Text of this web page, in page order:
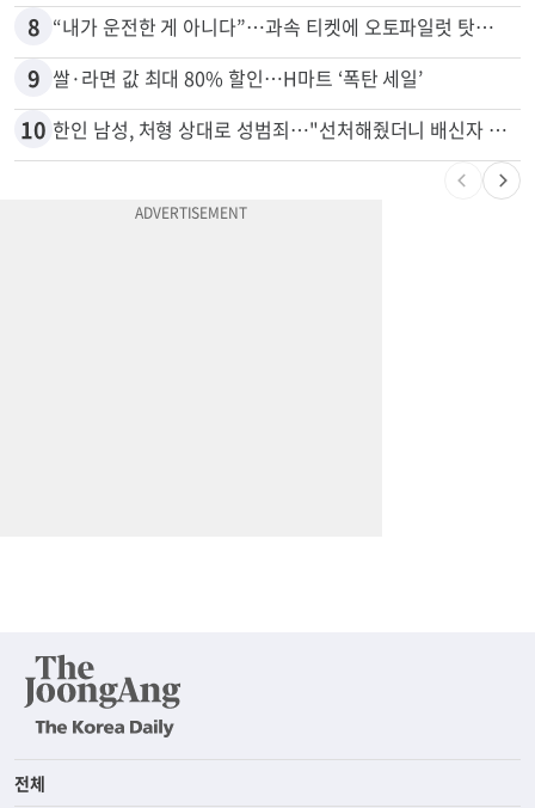
7 비영리 CEO, 노숙자 팔아 2년간 165만불
8
9 쌀·라면 값 최대 80% 할인…H마트 ‘폭탄 세일’
한인 남성, 처형 상대로 성범죄…"선처해줬더니 배신자 취급"